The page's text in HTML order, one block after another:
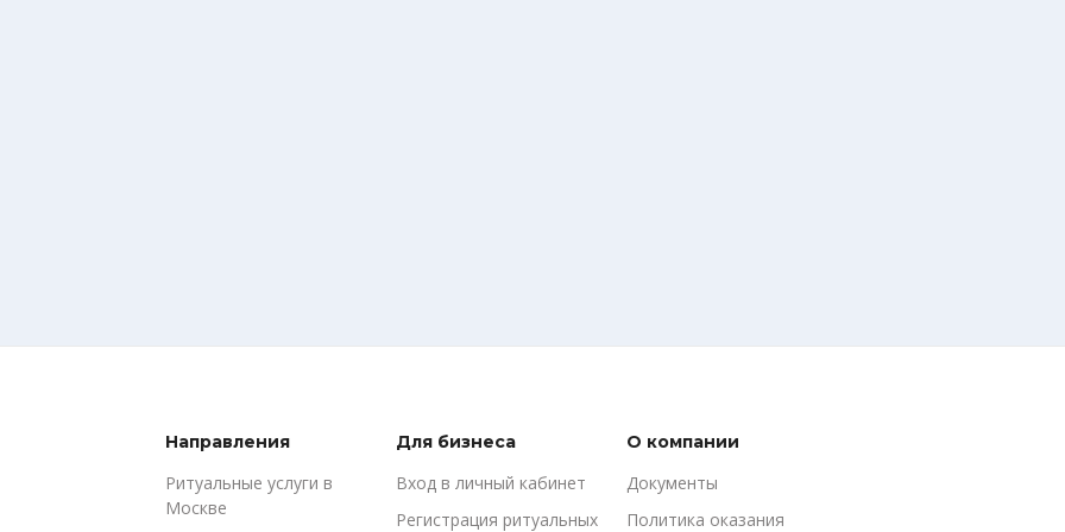
Направления
Ритуальные услуги в
Москве
Для бизнеса
Вход в личный кабинет
Регистрация ритуальных
О компании
Документы
Политика оказания